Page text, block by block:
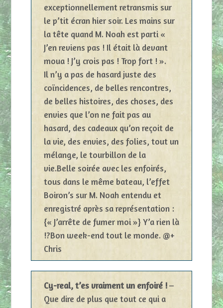
exceptionnellement retransmis sur
le p’tit écran hier soir. Les mains sur
la tête quand M. Noah est parti «
J’en reviens pas ! Il était là devant
moua ! J’y crois pas ! Trop fort ! ».
Il n’y a pas de hasard juste des
coïncidences, de belles rencontres,
de belles histoires, des choses, des
envies que l’on ne fait pas au
hasard, des cadeaux qu’on reçoit de
la vie, des envies, des folies, tout un
mélange, le tourbillon de la
vie.Belle soirée avec les enfoirés,
tous dans le même bateau, l’effet
Boiron’s sur M. Noah entendu et
enregistré après sa représentation :
{« J’arrête de fumer moi »} Y’a rien là
!?Bon week-end tout le monde. @+
Chris
Cy-real, t’es vraiment un enfoiré !–
Que dire de plus que tout ce qui a